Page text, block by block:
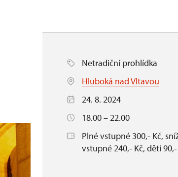
Netradiční prohlídka
Hluboká nad Vltavou
24. 8. 2024
18.00 – 22.00
Plné vstupné 300,- Kč,
vstupné 240,- Kč, děti